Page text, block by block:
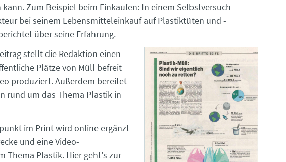
Zum Beispiel beim Einkaufen: In einem Selbstversuch
bei seinem Lebensmitteleinkauf auf Plastiktüten und -
über seine Erfahrung.
stellt die Redaktion einen
Plätze von Müll befreit
produziert. Außerdem bereitet
rund um das Thema Plastik in
im Print wird online ergänzt
und eine Video-
Thema Plastik. Hier geht's zur